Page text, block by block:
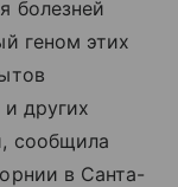
болезней
геном этих
других
сообщила
в Санта-